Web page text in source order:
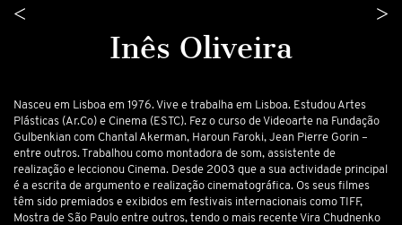
< >
Inês Oliveira
Nasceu em Lisboa em 1976. Vive e trabalha em Lisboa. Estudou Artes
Plásticas (Ar.Co) e Cinema (ESTC). Fez o curso de Videoarte na Fundação
Gulbenkian com Chantal Akerman, Haroun Faroki, Jean Pierre Gorin –
entre outros. Trabalhou como montadora de som, assistente de
realização e leccionou Cinema. Desde 2003 que a sua actividade principal
é a escrita de argumento e realização cinematográfica. Os seus filmes
têm sido premiados e exibidos em festivais internacionais como TIFF,
Mostra de São Paulo entre outros, tendo o mais recenteVira Chudnenko